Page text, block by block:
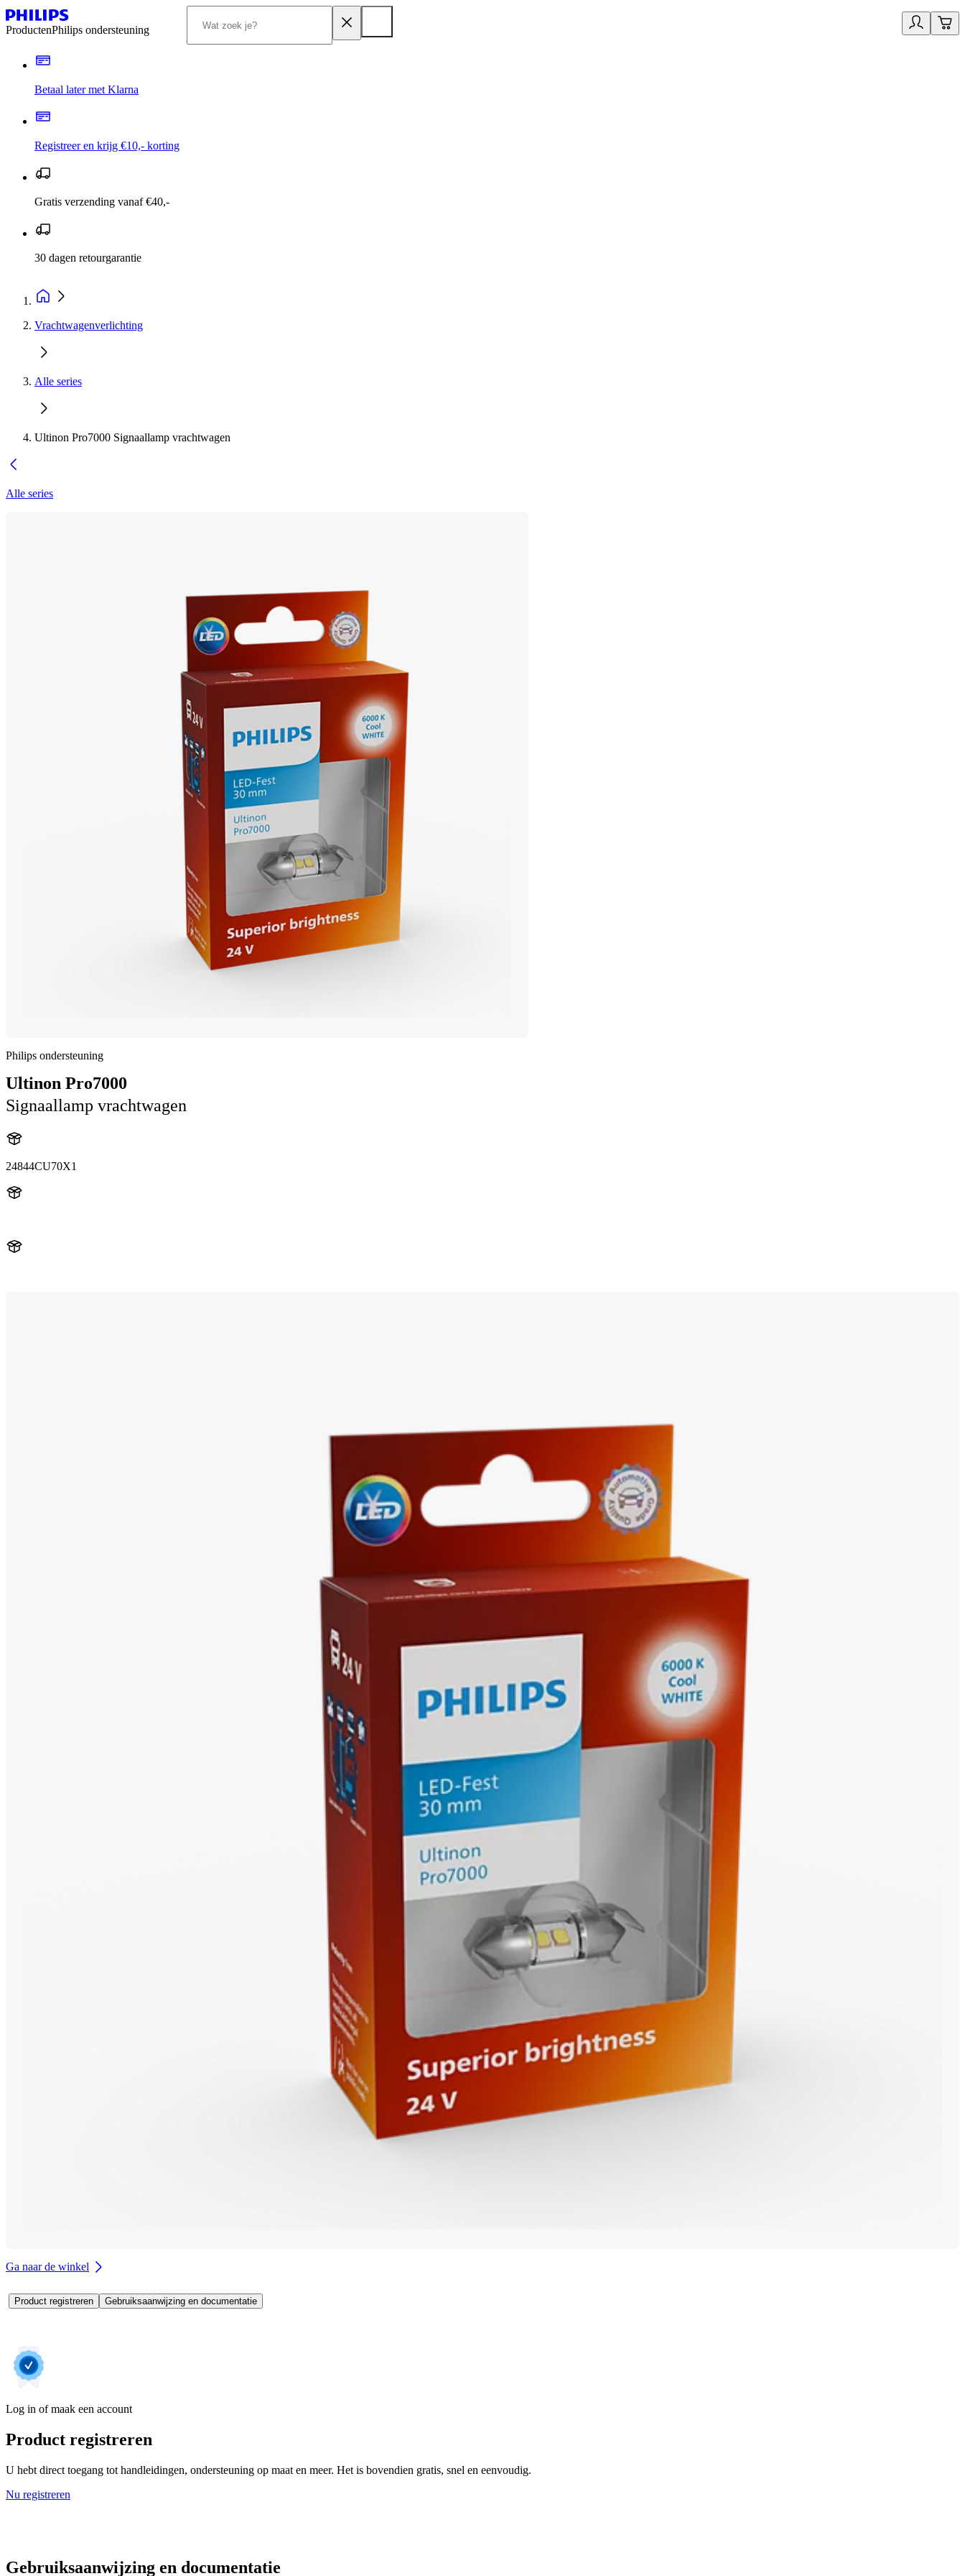
ProductenPhilips ondersteuning
Betaal later met Klarna
Registreer en krijg €10,- korting
Gratis verzending vanaf €40,-
30 dagen retourgarantie
Vrachtwagenverlichting
Alle series
Ultinon Pro7000 Signaallamp vrachtwagen
Alle series
Philips ondersteuning
Ultinon Pro7000
Signaallamp vrachtwagen
24844CU70X1
Ga naar de winkel
Product registreren Gebruiksaanwijzing en documentatie
Log in of maak een account
Product registreren
U hebt direct toegang tot handleidingen, ondersteuning op maat en meer. Het is bovendien gratis, snel en eenvoudig.
Nu registreren
Gebruiksaanwijzing en documentatie